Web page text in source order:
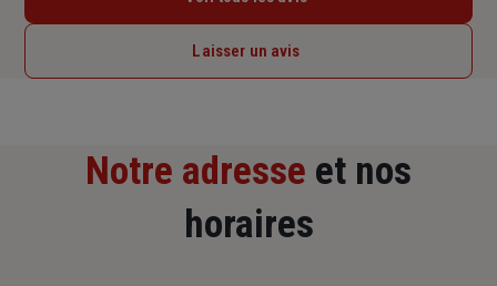
Laisser un avis
Notre adresse et nos
horaires